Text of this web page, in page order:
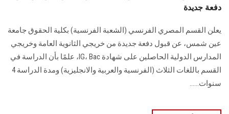
دفعة جديدة
يعلن القسم المصري الفرنسي (الشعبة الفرنسية) بكلية الحقوق جامعة
عين شمس، عن قبول دفعة جديدة من خريجي الثانوية العامة وخريجي
المدارس الدولية الحاصلين على شهادة IG، Bac، علمًا بأن الدراسة في
القسم باللغات الثلاث (الفرنسية والعربية والانجليزية) ومدة الدراسة 4
سنوات......